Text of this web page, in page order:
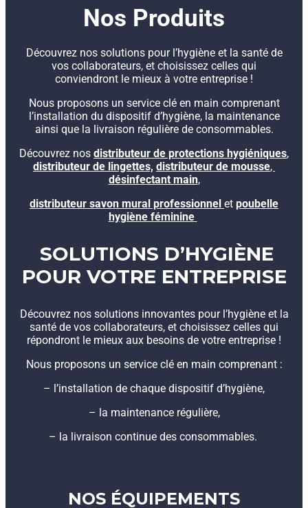
Nos Produits
Découvrez nos solutions pour l’hygiène et la santé de
vos collaborateurs, et choisissez celles qui
conviendront le mieux à votre entreprise !
Nous proposons un service clé en main comprenant
l’installation du dispositif d’hygiène, la maintenance
ainsi que la livraison régulière de consommables.
Découvrez nos distributeur de protections hygiéniques,
distributeur de lingettes, distributeur de mousse,
désinfectant main,
distributeur savon mural professionnel et poubelle
hygiène féminine
SOLUTIONS D’HYGIÈNE
POUR VOTRE ENTREPRISE
Découvrez nos solutions innovantes pour l’hygiène et la
santé de vos collaborateurs, et choisissez celles qui
répondront le mieux aux besoins de votre entreprise !
Nous proposons un service clé en main comprenant :
– l’installation de chaque dispositif d’hygiène,
– la maintenance régulière,
– la livraison continue des consommables.
NOS ÉQUIPEMENTS